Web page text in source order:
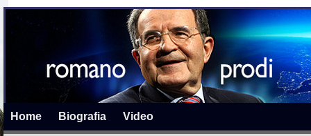
Home Biografia Video